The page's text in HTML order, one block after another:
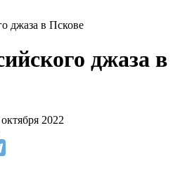
джаза в Пскове
джаза в
2022